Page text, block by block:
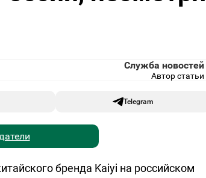
Служба новостей
Автор статьи
Telegram
бренда Kaiyi на российском